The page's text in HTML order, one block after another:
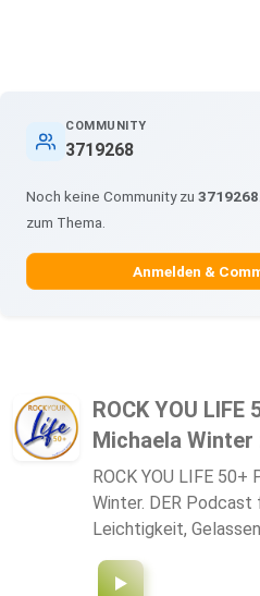
ROCK YOU
Michaela Winter
ROCK YOU LIFE
Winter. DER
Leichtigkeit,
hören kann. Sich
Talente, Gaben,
COMMUNITY
3719268
Noch keine Community zu 3719268
zum Thema.
Anmelden &